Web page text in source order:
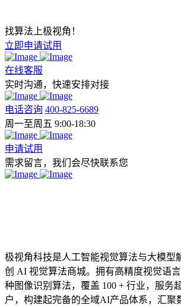
找算法上极视角！
立即申请试用
在线客服
实时沟通，快速安排对接
电话咨询 400-825-6689
周一至周五 9:00-18:30
申请试用
需求留言，我们会尽快联系您
极视角科技是人工智能视觉算法与大模型
创 AI 视觉算法商城。拥有高精度视觉语
种图像识别算法，覆盖 100 + 行业，服务
户，构建起完备的全域AI产品体系，汇聚